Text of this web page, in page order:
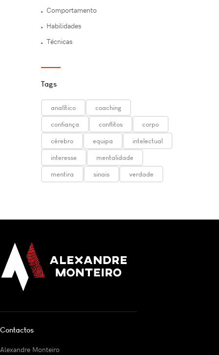
Comportamento
Habilidades
Técnicas
Tags
analítico coaching
confiança conflitos corpo
cérebro equipa intelectual
interesse mentalidade
mentira sinais verdade
Contactos
Alexandre Monteiro